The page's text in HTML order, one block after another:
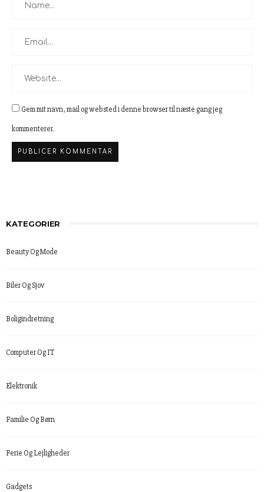
Gem mit navn, mail og websted i denne browser til næste gang jeg
kommenterer.
KATEGORIER
Beauty Og Mode
Biler Og Sjov
Boligindretning
Computer Og IT
Elektronik
Familie Og Børn
Ferie Og Lejligheder
Gadgets